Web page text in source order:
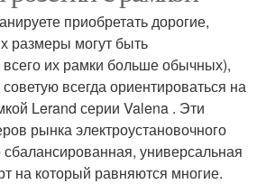
Розетки по стандарту
Двойные розетки
приобретать дорогие,
размеры могут быть
их рамки больше обычных),
всегда ориентироваться на
Lerand серии Valena . Эти
рынка электроустановочного
универсальная
на который равняются многие.